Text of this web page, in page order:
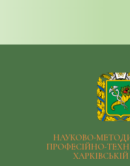
НАУКОВО-
ПРОФЕСІЙНО-